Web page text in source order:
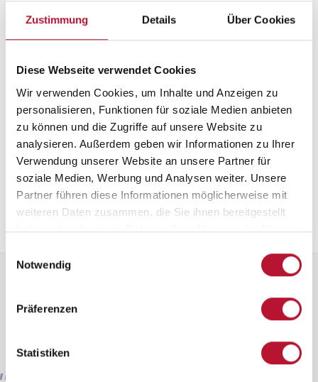
Zustimmung Details Über Cookies
Diese Webseite verwendet Cookies
Wir verwenden Cookies, um Inhalte und Anzeigen zu
personalisieren, Funktionen für soziale Medien anbieten
zu können und die Zugriffe auf unsere Website zu
analysieren. Außerdem geben wir Informationen zu Ihrer
Verwendung unserer Website an unsere Partner für
soziale Medien, Werbung und Analysen weiter. Unsere
Partner führen diese Informationen möglicherweise mit
weiteren Daten zusammen, die Sie ihnen bereitgestellt
haben oder die sie im Rahmen Ihrer Nutzung der Dienste
Notwendig
Präferenzen
Statistiken
Durchschnittliche Bewertung von 4.8 von 5 Sternen
Transparente Kundenzufriedenheit
Berechnung aus insgesamt 204 verifizierten Bewertungen